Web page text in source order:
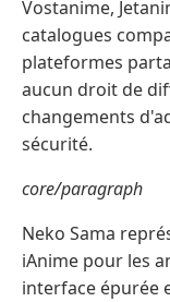
Vostanime,
catalogues
plateformes
aucun droit de
changements
sécurité.
core/paragraph
Neko Sama
iAnime pour les
interface épurée